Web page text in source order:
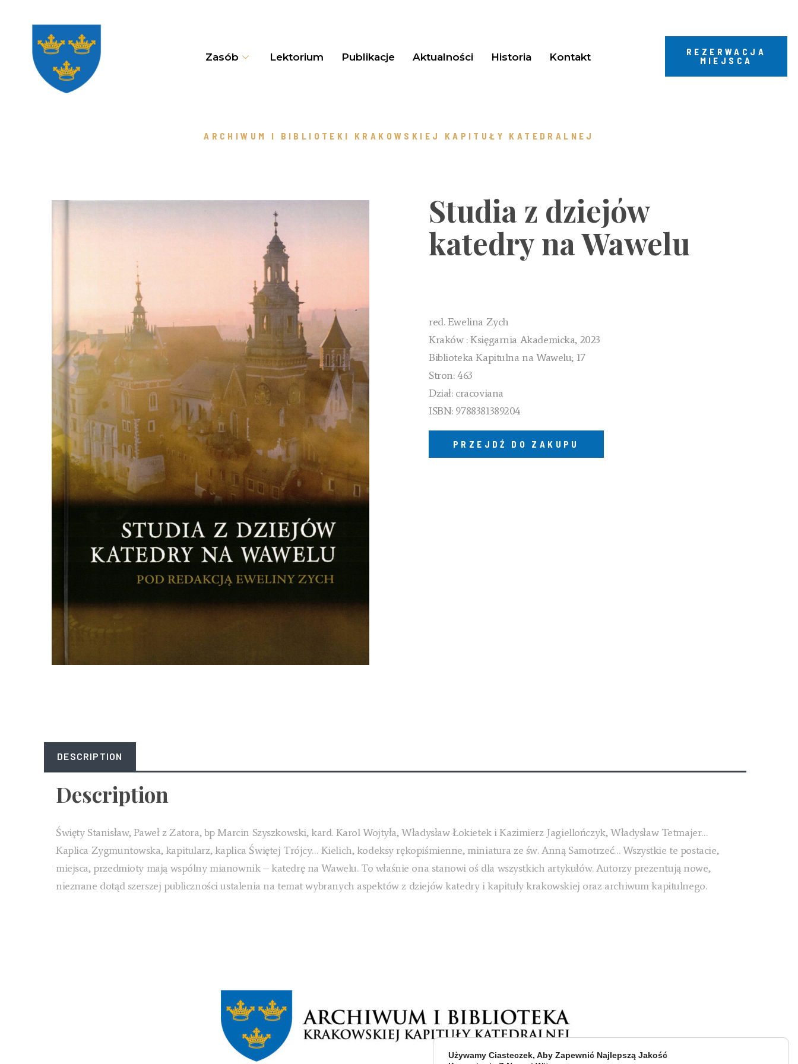
Zasób Lektorium Publikacje Aktualności Historia Kontakt
REZERWACJA
MIEJSCA
ARCHIWUM I BIBLIOTEKI KRAKOWSKIEJ KAPITUŁY KATEDRALNEJ ​
Studia z dziejów
katedry na Wawelu
red. Ewelina Zych
Kraków : Księgarnia Akademicka, 2023
Biblioteka Kapitulna na Wawelu; 17
Stron: 463
Dział: cracoviana
ISBN: 9788381389204
PRZEJDŹ DO ZAKUPU
DESCRIPTION
Description
Święty Stanisław, Paweł z Zatora, bp Marcin Szyszkowski, kard. Karol Wojtyła, Władysław Łokietek i Kazimierz Jagiellończyk, Władysław Tetmajer…
Kaplica Zygmuntowska, kapitularz, kaplica Świętej Trójcy… Kielich, kodeksy rękopiśmienne, miniatura ze św. Anną Samotrzeć… Wszystkie te postacie,
miejsca, przedmioty mają wspólny mianownik – katedrę na Wawelu. To właśnie ona stanowi oś dla wszystkich artykułów. Autorzy prezentują nowe,
nieznane dotąd szerszej publiczności ustalenia na temat wybranych aspektów z dziejów katedry i kapituły krakowskiej oraz archiwum kapitulnego.
Używamy Ciasteczek, Aby Zapewnić Najlepszą Jakość